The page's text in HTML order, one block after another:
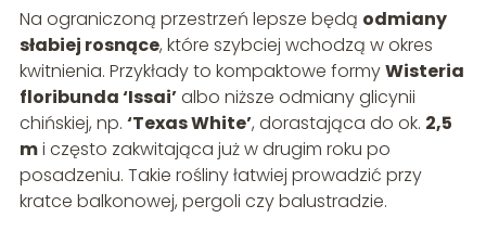
Na ograniczoną przestrzeń lepsze będą odmiany
słabiej rosnące, które szybciej wchodzą w okres
kwitnienia. Przykłady to kompaktowe formyWisteria
floribunda ‘Issai’albo niższe odmiany glicynii
chińskiej, np. ‘Texas White’, dorastająca do ok. 2,5
mi często zakwitająca już w drugim roku po
posadzeniu. Takie rośliny łatwiej prowadzić przy
kratce balkonowej, pergoli czy balustradzie.